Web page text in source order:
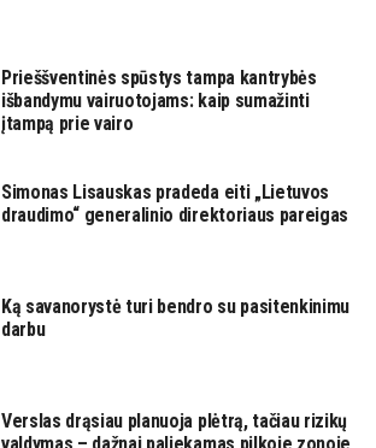
Prieššventinės spūstys tampa kantrybės
išbandymu vairuotojams: kaip sumažinti
įtampą prie vairo
Simonas Lisauskas pradeda eiti „Lietuvos
draudimo“ generalinio direktoriaus pareigas
Ką savanorystė turi bendro su pasitenkinimu
darbu
Verslas drąsiau planuoja plėtrą, tačiau rizikų
valdymas – dažnai paliekamas pilkoje zonoje